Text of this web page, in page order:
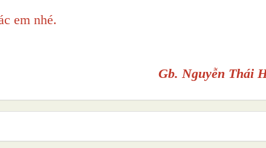
em nhé.
Gb. Nguyễn Thái